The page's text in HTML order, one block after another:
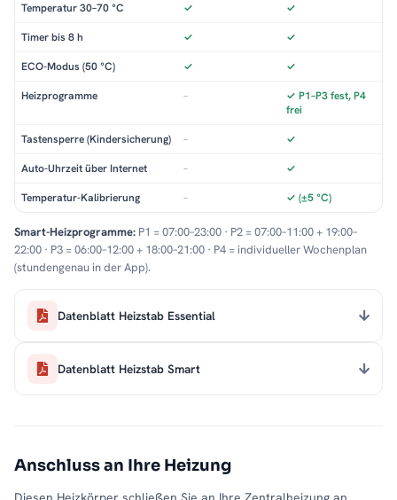
Temperatur 30–70 °C ✓ ✓
Timer bis 8 h ✓ ✓
ECO-Modus (50 °C) ✓ ✓
Heizprogramme –
✓ P1–P3 fest, P4
frei
Tastensperre (Kindersicherung) – ✓
Auto-Uhrzeit über Internet – ✓
Temperatur-Kalibrierung – ✓ (±5 °C)
Smart-Heizprogramme: P1 = 07:00–23:00 · P2 = 07:00–11:00 + 19:00–
22:00 · P3 = 06:00–12:00 + 18:00–21:00 · P4 = individueller Wochenplan
(stundengenau in der App).
Datenblatt Heizstab Essential
Datenblatt Heizstab Smart
Anschluss an Ihre Heizung